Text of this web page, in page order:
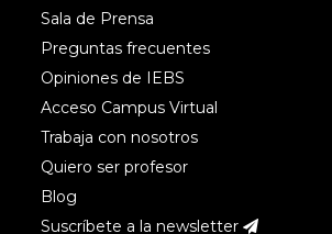
Sala de Prensa
Preguntas frecuentes
Opiniones de IEBS
Acceso Campus Virtual
Trabaja con nosotros
Quiero ser profesor
Blog
Suscríbete a la newsletter